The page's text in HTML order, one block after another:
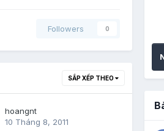
Followers 0
SẮP XẾP THEO
hoangnt
10 Tháng 8, 2011